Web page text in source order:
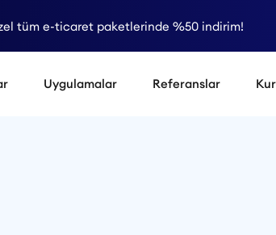
tüm e-ticaret paketlerinde %50 indirim!
Uygulamalar Referanslar